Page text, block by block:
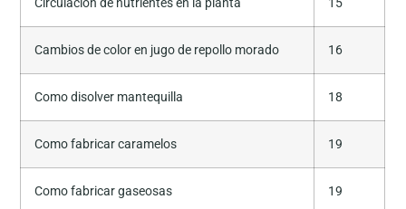
Cambios de color en jugo de repollo morado 16
Como disolver mantequilla 18
Como fabricar caramelos 19
Como fabricar gaseosas 19